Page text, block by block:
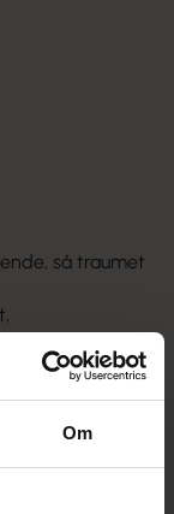
Om
så traumet
traumet ikke er